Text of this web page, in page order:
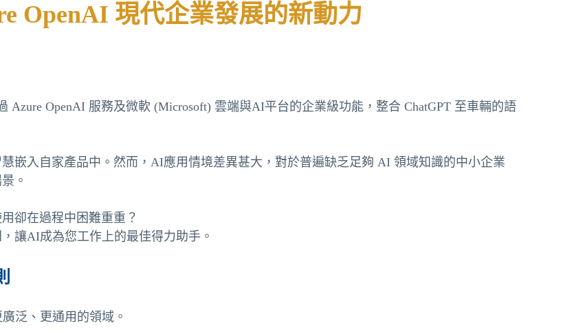
OpenAI 現代企業發展的新動力
Azure OpenAI 服務及微軟 (Microsoft) 雲端與AI平台的企業級功能，整合 ChatGPT 至車輛的語
嵌入自家產品中。然而，AI應用情境差異甚大，對於普遍缺乏足夠 AI 領域知識的中小企業
。
卻在過程中困難重重？
讓AI成為您工作上的最佳得力助手。
泛、更通用的領域。